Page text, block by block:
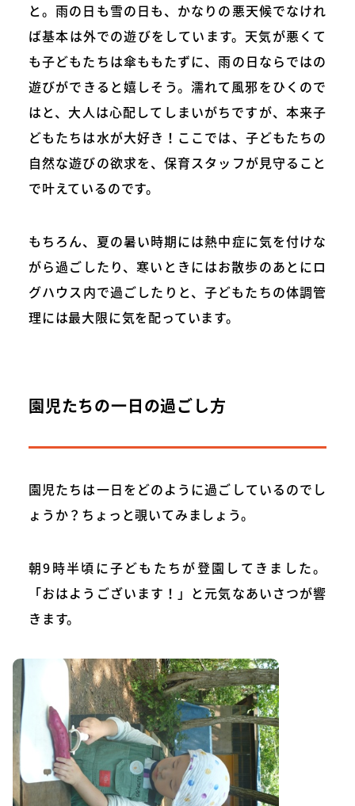
と。雨の日も雪の日も、かなりの悪天候でなけれ
ば基本は外での遊びをしています。天気が悪くて
も子どもたちは傘ももたずに、雨の日ならではの
遊びができると嬉しそう。濡れて風邪をひくので
はと、大人は心配してしまいがちですが、本来子
どもたちは水が大好き！ここでは、子どもたちの
自然な遊びの欲求を、保育スタッフが見守ること
で叶えているのです。
もちろん、夏の暑い時期には熱中症に気を付けな
がら過ごしたり、寒いときにはお散歩のあとにロ
グハウス内で過ごしたりと、子どもたちの体調管
理には最大限に気を配っています。
園児たちの一日の過ごし方
園児たちは一日をどのように過ごしているのでし
ょうか？ちょっと覗いてみましょう。
朝9時半頃に子どもたちが登園してきました。
「おはようございます！」と元気なあいさつが響
きます。